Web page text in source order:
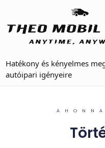
Hatékony és kényelmes
autóipari igényeire